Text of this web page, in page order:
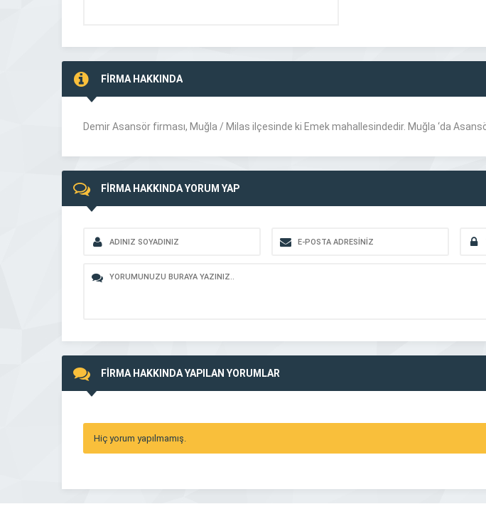
FİRMA HAKKINDA
Demir Asansör firması, Muğla / Milas ilçesinde ki Emek mahallesindedir. Muğla ‘da
FİRMA HAKKINDA YORUM YAP
FİRMA HAKKINDA YAPILAN YORUMLAR
Hiç yorum yapılmamış.